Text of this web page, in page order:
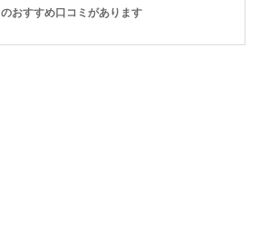
のおすすめ口コミがあります